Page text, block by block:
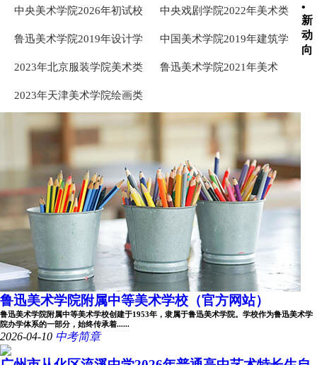
中央美术学院2026年初试校
中央戏剧学院2022年美术类
鲁迅美术学院2019年设计学
中国美术学院2019年建筑学
2023年北京服装学院美术类
鲁迅美术学院2021年美术
2023年天津美术学院绘画类
专业复试校考考题
•
新
动
向
鲁迅美术学院附属中等美术学校（官方网站）
鲁迅美术学院附属中等美术学校创建于1953年，隶属于鲁迅美术学院。学校作为鲁迅美术学
院办学体系的一部分，始终传承着......
2026-04-10 中考简章